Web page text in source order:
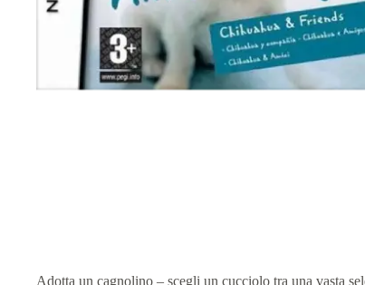
Adotta un cagnolino – scegli un cucciolo tra una vasta